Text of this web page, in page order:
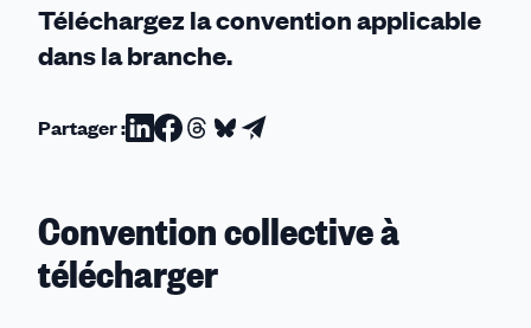
Téléchargez la convention applicable
dans la branche.
Partager :Partager
Linkedin
Partager
Facebook
Partager
Threads
Partager
Bluesky
Partager
email
Convention collective à
télécharger